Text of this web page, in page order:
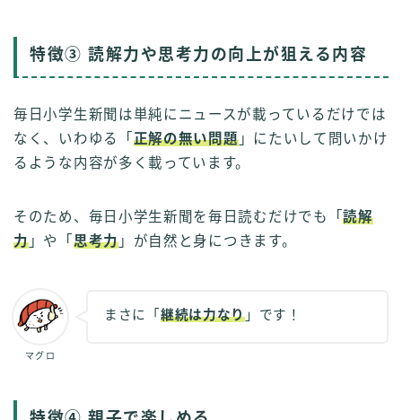
特徴③ 読解力や思考力の向上が狙える内容
毎日小学生新聞は単純にニュースが載っているだけでは
なく、いわゆる「 正解の無い問題」にたいして問いかけ
るような内容が多く載っています。
そのため、毎日小学生新聞を毎日読むだけでも「読解
力」や「 思考力」が自然と身につきます。
マグロ
まさに「 継続は力なり 」です！